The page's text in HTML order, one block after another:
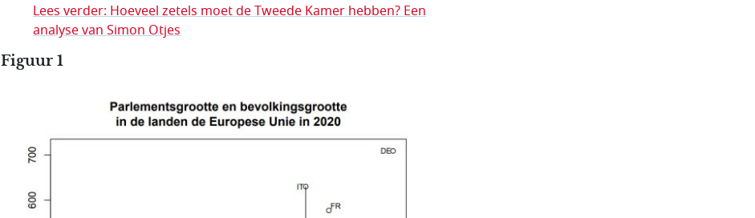
Lees verder: Hoeveel zetels moet de Tweede Kamer hebben? Een
analyse van Simon Otjes
Figuur 1